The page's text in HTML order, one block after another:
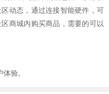
动态，通过连接智能硬件，可
商城内购买商品，需要的可以
验。